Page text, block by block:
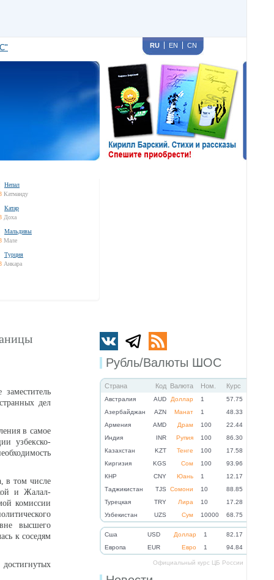
RU EN CN
Непал
Катманду
Катар
Доха
Мальдивы
Мале
Турция
Анкара
Рубль/Валюты ШОС
Страна Код Валюта Ном. Курс
Австралия AUD Доллар 1
57.75
Азербайджан
AZN Манат 1
48.33
Армения
AMD Драм 100
22.44
Индия
INR Рупия 100
86.30
Казахстан
KZT Тенге 100
17.58
Киргизия
KGS Сом 100
93.96
КНР
CNY Юань 1
12.17
Таджикистан
TJS Сомони 10
88.85
Турецкая
TRY Лира 10
17.28
Узбекистан
UZS Сум 10000 68.75
Cша USD Доллар 1
82.17
Eвропа
EUR Евро 1 94.84
Официальный курс ЦБ России
дел
в самое
узбекско-
в том числе
и Жалал-
комиссии
высшего
к соседям